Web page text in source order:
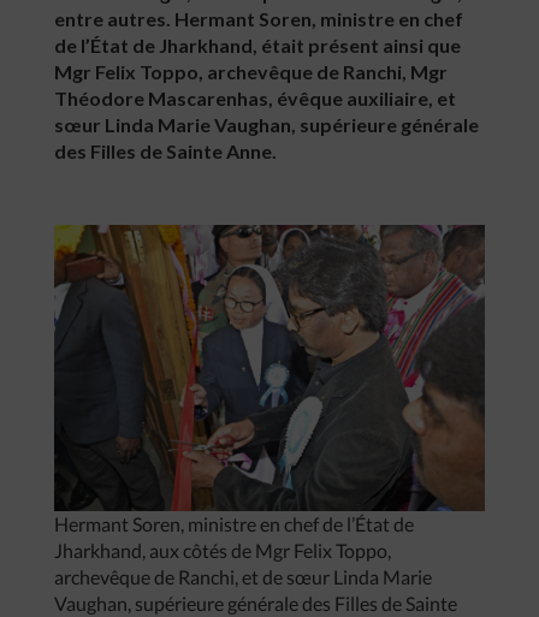
entre autres. Hermant Soren, ministre en chef
de l’État de Jharkhand, était présent ainsi que
Mgr Felix Toppo, archevêque de Ranchi, Mgr
Théodore Mascarenhas, évêque auxiliaire, et
sœur Linda Marie Vaughan, supérieure générale
des Filles de Sainte Anne.
Hermant Soren, ministre en chef de l’État de
Jharkhand, aux côtés de Mgr Felix Toppo,
archevêque de Ranchi, et de sœur Linda Marie
Vaughan, supérieure générale des Filles de Sainte